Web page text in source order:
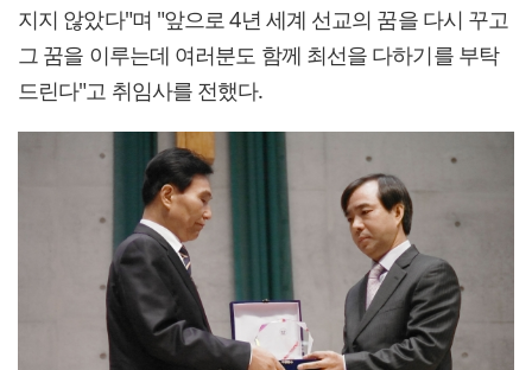
지지 않았다"며 "앞으로 4년 세계 선교의 꿈을 다시 꾸고
그 꿈을 이루는데 여러분도 함께 최선을 다하기를 부탁
드린다"고 취임사를 전했다.